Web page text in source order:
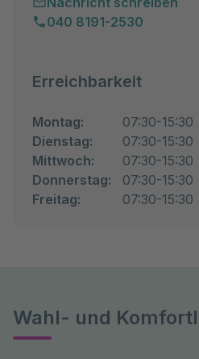
040 8191-2530
Erreichbarkeit
Montag:
07:30-15:30
Dienstag:
07:30-15:30
Mittwoch:
07:30-15:30
Donnerstag:
07:30-15:30
Freitag:
07:30-15:30
Wahl- und